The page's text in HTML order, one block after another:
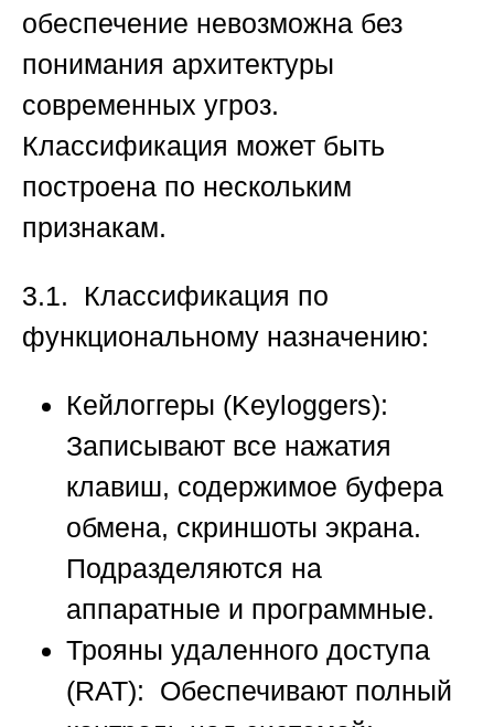
обеспечение невозможна без
понимания архитектуры
современных угроз.
Классификация может быть
построена по нескольким
признакам.
3.1. Классификация по
функциональному назначению:
Кейлоггеры (Keyloggers):
Записывают все нажатия
клавиш, содержимое буфера
обмена, скриншоты экрана.
Подразделяются на
аппаратные и программные.
Трояны удаленного доступа
(RAT): Обеспечивают полный